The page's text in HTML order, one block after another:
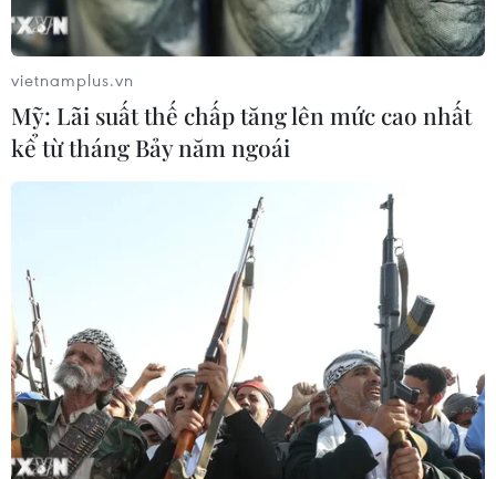
vietnamplus.vn
Mỹ: Lãi suất thế chấp tăng lên mức cao nhất
kể từ tháng Bảy năm ngoái